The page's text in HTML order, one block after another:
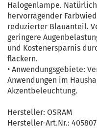
Halogenlampe.
hervorragender
reduzierter Blauanteil.
geringere
und Kostenersparnis
flackern.
• Anwendungsgebiete:
Anwendungen im
Akzentbeleuchtung.
Hersteller: OSRAM
Hersteller-Art.Nr.: